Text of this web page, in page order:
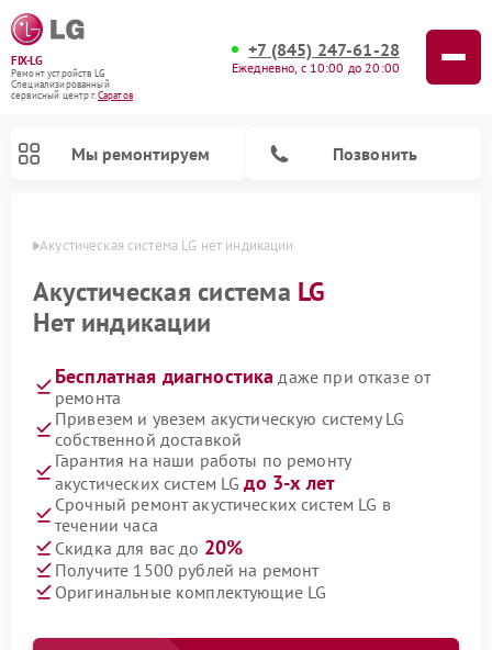
FIX-LG
Ремонт устройств LG
Специализированный
cервисный центр г.Саратов
+7 (845) 247-61-28
Ежедневно, с 10:00 до 20:00
Мы ремонтируем Позвонить
Акустическая система LG нет индикации
Акустическая система LG
Нет индикации
Бесплатная диагностика даже при отказе от
ремонта
Привезем и увезем акустическую систему LG
собственной доставкой
Гарантия на наши работы по ремонту
акустических систем LGдо 3-х лет
Срочный ремонт акустических систем LG в
течении часа
Скидка для вас до 20%
Получите 1500 рублей на ремонт
Оригинальные комплектующие LG